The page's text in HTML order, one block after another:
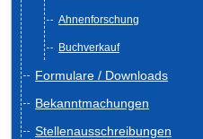
Ahnenforschung
Buchverkauf
Formulare / Downloads
Bekanntmachungen
Stellenausschreibungen